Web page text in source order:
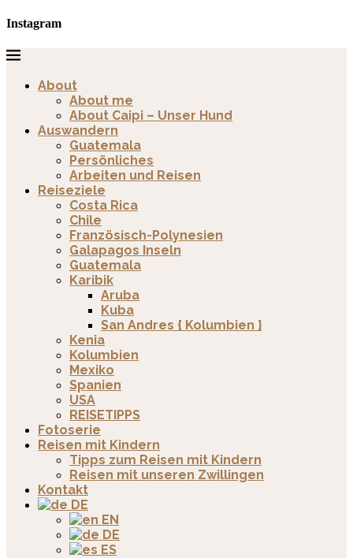
Instagram
About
About me
About Caipi – Unser Hund
Auswandern
Guatemala
Persönliches
Arbeiten und Reisen
Reiseziele
Costa Rica
Chile
Französisch-Polynesien
Galapagos Inseln
Guatemala
Karibik
Aruba
Kuba
San Andres { Kolumbien }
Kenia
Kolumbien
Mexiko
Spanien
USA
REISETIPPS
Fotoserie
Reisen mit Kindern
Tipps zum Reisen mit Kindern
Reisen mit unseren Zwillingen
Kontakt
DE
EN
DE
ES